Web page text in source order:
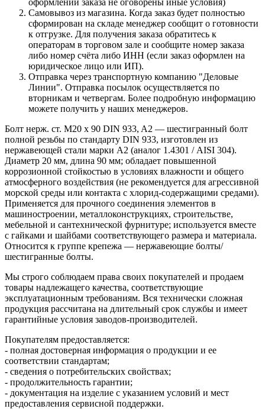
Самовывоз из магазина. Когда заказ будет полностью
сформирован на складе менеджер сообщит о готовности
к отгрузке. Для получения заказа обратитесь к
операторам в торговом зале и сообщите номер заказа
либо номер счёта либо ИНН (если заказ оформлен на
юридическое лицо или ИП).
Отправка через транспортную компанию "Деловые
Линии". Отправка посылок осуществляется по
вторникам и четвергам. Более подробную информацию
можете получить у наших менеджеров.
Болт нерж. ст. М20 х 90 DIN 933, A2 — шестигранный болт
полной резьбы по стандарту DIN 933, изготовлен из
нержавеющей стали марки A2 (аналог 1.4301 / AISI 304).
Диаметр 20 мм, длина 90 мм; обладает повышенной
коррозионной стойкостью в условиях влажности и общего
атмосферного воздействия (не рекомендуется для агрессивной
морской среды или контакта с хлорид‑содержащими средами).
Применяется для прочного соединения элементов в
машиностроении, металлоконструкциях, строительстве,
мебельной и сантехнической фурнитуре; используется вместе
с гайками и шайбами соответствующего размера и материала.
Относится к группе крепежа — нержавеющие болты/
шестигранные болты.
Мы строго соблюдаем права своих покупателей и продаем
товары надлежащего качества, соответствующие
эксплуатационным требованиям. Вся технически сложная
продукция рассчитана на длительный срок службы и имеет
гарантийные условия заводов-производителей.
Покупателям предоставляется:
- полная достоверная информация о продукции и ее
соответствии стандартам;
- сведения о потребительских свойствах;
- продолжительность гарантии;
- документация на изделие с указанием условий и мест
предоставления сервисной поддержки.